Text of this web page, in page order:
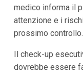
medico informa il
attenzione e i
prossimo controllo.
Il check-up
dovrebbe essere